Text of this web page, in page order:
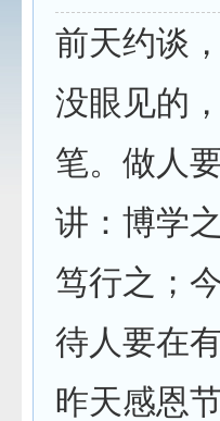
前天约谈
没眼见的
笔。做人
讲：博学
笃行之；
待人要在
昨天感恩